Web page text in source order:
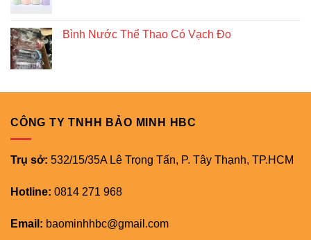
Bình Nước Thể Thao Có Vạch Đo
CÔNG TY TNHH BẢO MINH HBC
Trụ sở: 532/15/35A Lê Trọng Tấn, P. Tây Thạnh, TP.HCM
Hotline: 0814 271 968
Email: baominhhbc@gmail.com